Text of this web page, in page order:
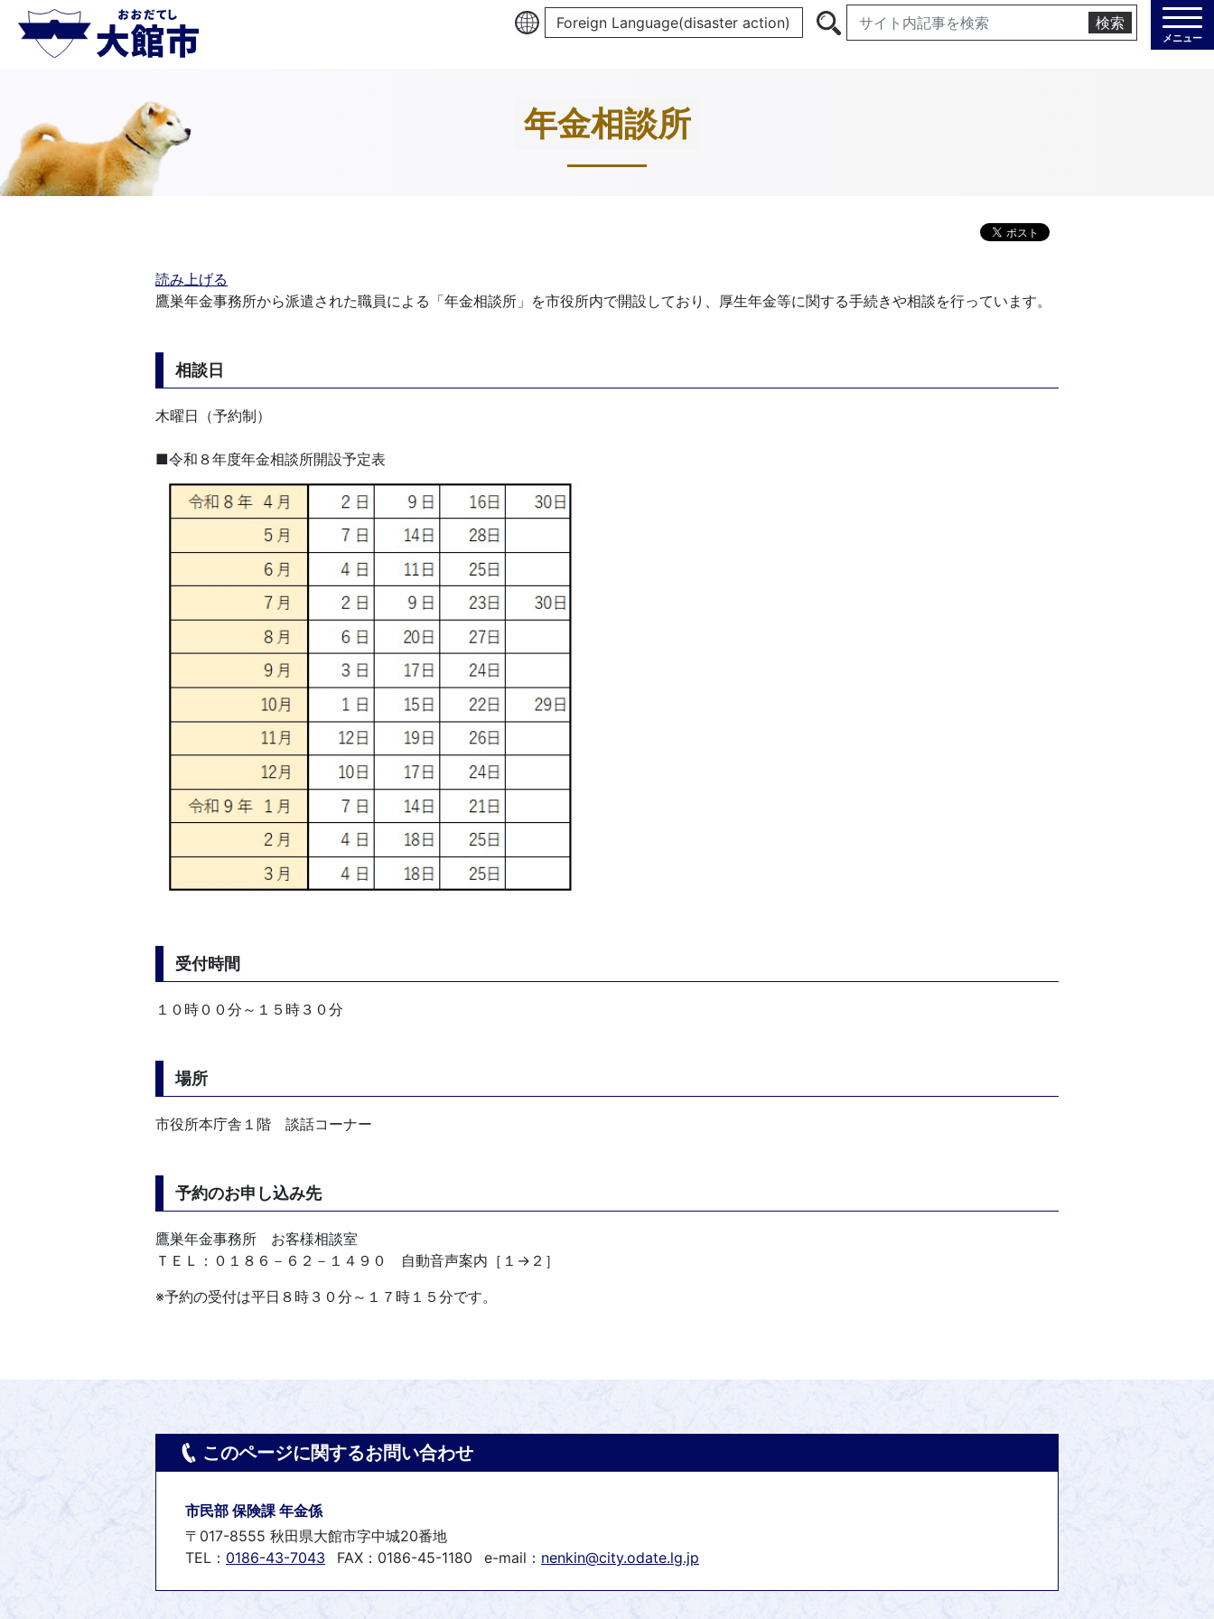
Foreign Language(disaster action) 検索
メニュー
年金相談所
読み上げる
鷹巣年金事務所から派遣された職員による「年金相談所」を市役所内で開設しており、厚生年金等に関する手続きや相談を行っています。
相談日
木曜日（予約制）
■令和８年度年金相談所開設予定表
受付時間
１０時００分～１５時３０分
場所
市役所本庁舎１階 談話コーナー
予約のお申し込み先
鷹巣年金事務所 お客様相談室
ＴＥＬ：０１８６－６２－１４９０ 自動音声案内［１→２］
※予約の受付は平日８時３０分～１７時１５分です。
このページに関するお問い合わせ
市民部 保険課 年金係
〒017-8555 秋田県大館市字中城20番地
TEL： 0186-43-7043 FAX：0186-45-1180 e-mail： nenkin@city.odate.lg.jp